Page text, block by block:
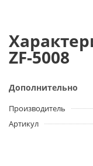
ZF-5008
Дополнительно
Производитель
Артикул